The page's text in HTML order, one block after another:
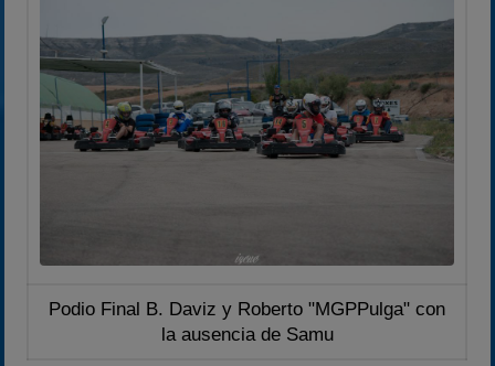
Podio Final B. Daviz y Roberto "MGPPulga" con
la ausencia de Samu